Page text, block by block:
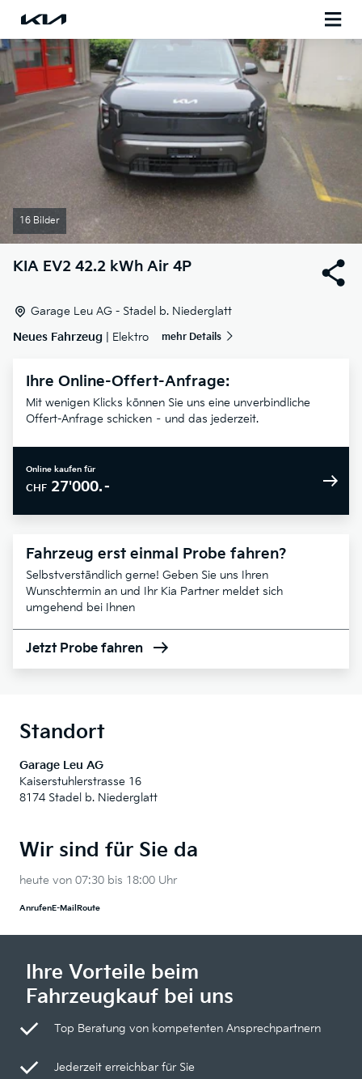
16 Bilder
KIA EV2 42.2 kWh Air 4P
Garage Leu AG - Stadel b. Niederglatt
Neues Fahrzeug | Elektro mehr Details
Ihre Online-Offert-Anfrage:
Mit wenigen Klicks können Sie uns eine unverbindliche
Offert-Anfrage schicken – und das jederzeit.
Online kaufen für
CHF 27'000.–
Fahrzeug erst einmal Probe fahren?
Selbstverständlich gerne! Geben Sie uns Ihren
Wunschtermin an und Ihr Kia Partner meldet sich
umgehend bei Ihnen
Jetzt Probe fahren
Standort
Garage Leu AG
Kaiserstuhlerstrasse 16
8174 Stadel b. Niederglatt
Wir sind für Sie da
heute von 07:30 bis 18:00 Uhr
AnrufenE-Mail Route
Ihre Vorteile beim
Fahrzeugkauf bei uns
Top Beratung von kompetenten Ansprechpartnern
Jederzeit erreichbar für Sie